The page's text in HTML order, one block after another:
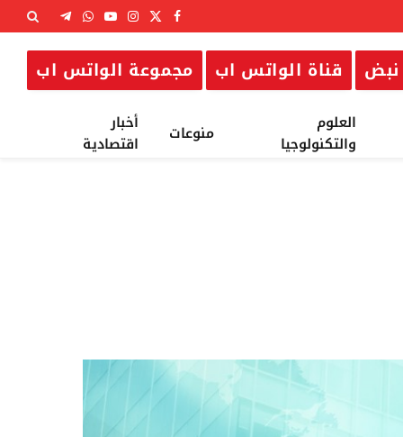
فيسبوك
X الانستغرام
يوتيوبواتسابتيلقرام
نبض قناة الواتس اب مجموعة الواتس اب
العلوم
والتكنولوجيا
منوعات
أخبار
اقتصادية